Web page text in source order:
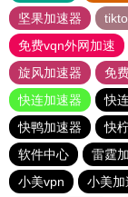
坚果加速器
免费vqn外网加速
旋风加速器
免
快连加速器
快
快鸭加速器
快
软件中心
雷霆
小美vpn
小美加